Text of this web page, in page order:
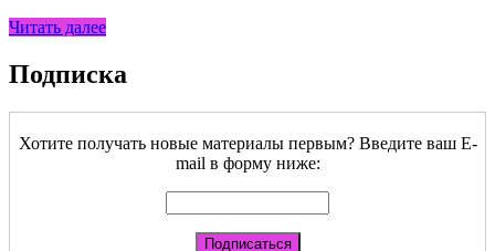
Читать далее
Подписка
Хотите получать новые материалы первым? Введите ваш E-
mail в форму ниже: